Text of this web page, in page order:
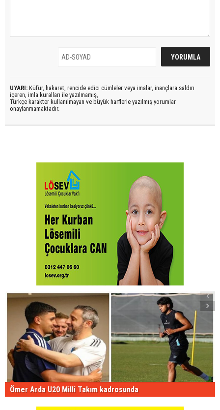
UYARI: Küfür, hakaret, rencide edici cümleler veya imalar, inançlara saldırı
içeren, imla kuralları ile yazılmamış,
Türkçe karakter kullanılmayan ve büyük harflerle yazılmış yorumlar
onaylanmamaktadır.
Ömer Arda U20 Millî Takım kadrosunda